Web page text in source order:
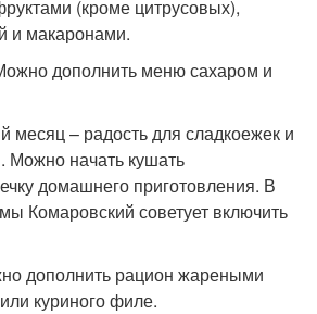
(кроме цитрусовых),
и макаронами.
дополнить меню сахаром и
– радость для сладкоежек и
Можно начать кушать
домашнего приготовления. В
Комаровский советует включить
дополнить рацион жареными
куриного филе.